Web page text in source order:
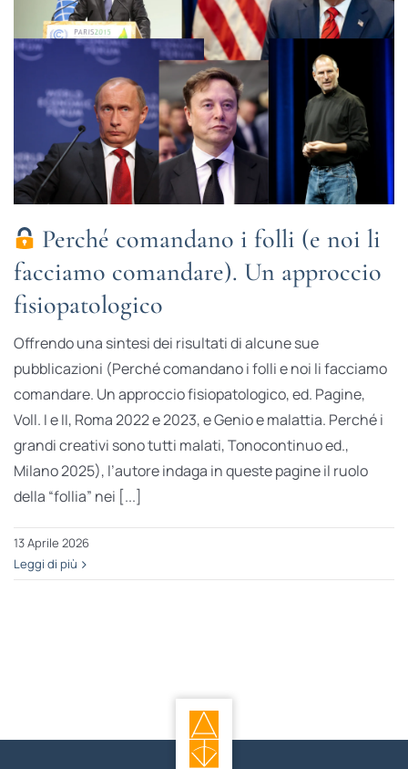
Perché comandano i folli (e noi li
facciamo comandare). Un approccio
fisiopatologico
Offrendo una sintesi dei risultati di alcune sue
pubblicazioni (Perché comandano i folli e noi li facciamo
comandare. Un approccio fisiopatologico, ed. Pagine,
Voll. I e II, Roma 2022 e 2023, e Genio e malattia. Perché i
grandi creativi sono tutti malati, Tonocontinuo ed.,
Milano 2025), l’autore indaga in queste pagine il ruolo
della “follia” nei [...]
13 Aprile 2026
Leggi di più